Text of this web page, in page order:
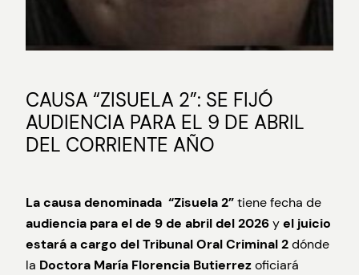
CAUSA “ZISUELA 2”: SE FIJÓ
AUDIENCIA PARA EL 9 DE ABRIL
DEL CORRIENTE AÑO
La causa denominada “Zisuela 2”tiene fecha de
audiencia para el de 9 de abril del 2026yel juicio
estará a cargo del Tribunal Oral Criminal 2dónde
la Doctora María Florencia Butierrezoficiará